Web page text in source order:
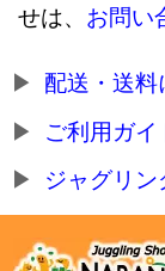
せは、 お問い
配送・送料
ご利用ガイ
ジャグリ